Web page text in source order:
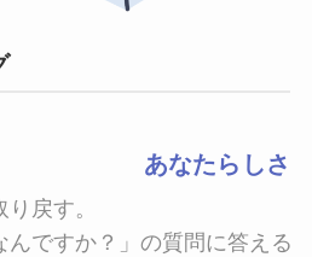
あなたらしさ
戻す。
んですか？」の質問に答える